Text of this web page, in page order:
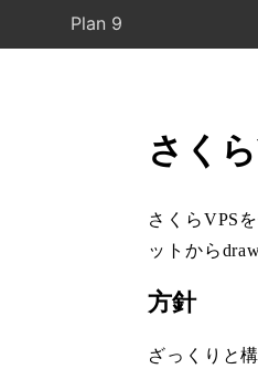
Plan 9
さく
さくらVPS
ットから
方針
ざっくりと